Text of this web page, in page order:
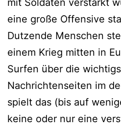
mit Soldaten verstärkt
eine große Offensive
Dutzende Menschen
einem Krieg mitten in
Surfen über die
Nachrichtenseiten im
spielt das (bis auf
keine oder nur eine